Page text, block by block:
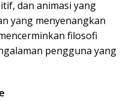
dan animasi yang
yang menyenangkan
filosofi
pengguna yang